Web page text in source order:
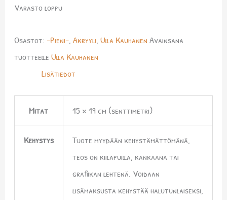
Varasto loppu
Osastot: -Pieni-, Akryyli, Ulla Kauhanen Avainsana
tuotteelle Ulla Kauhanen
Lisätiedot
Mitat 15 × 19 cm (senttimetri)
Kehystys
Tuote myydään kehystämättömänä,
teos on kiilapuilla, kankaana tai
grafiikan lehtenä. Voidaan
lisämaksusta kehystää halutunlaiseksi,